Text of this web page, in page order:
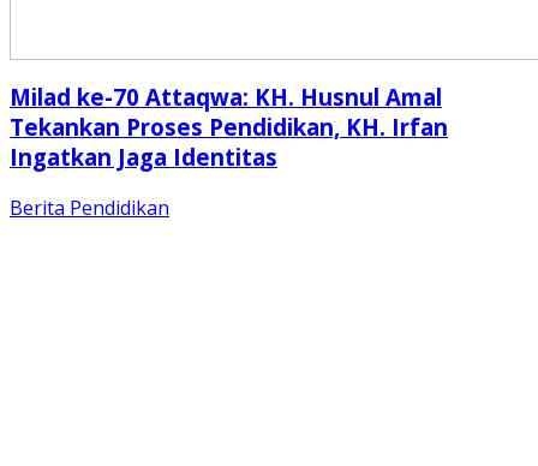
Milad ke-70 Attaqwa: KH. Husnul Amal
Tekankan Proses Pendidikan, KH. Irfan
Ingatkan Jaga Identitas
Berita Pendidikan